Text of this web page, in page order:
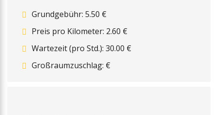
Grundgebühr: 5.50 €
Preis pro Kilometer: 2.60 €
Wartezeit (pro Std.): 30.00 €
Großraumzuschlag: €